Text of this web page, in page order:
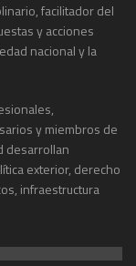
facilitador del
y acciones
nacional y la
y miembros de
desarrollan
exterior, derecho
infraestructura